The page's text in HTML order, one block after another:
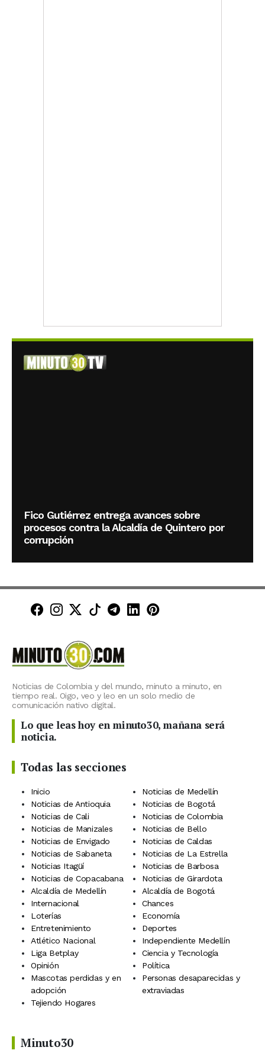
Fico Gutiérrez entrega avances sobre
procesos contra la Alcaldía de Quintero por
corrupción
Minuto30 en Facebook
Minuto30 en Instagram
Minuto30 en X (Twitter)
Minuto30 en TikTok
Canal de Minuto30 en
Minuto30 en LinkedIn
Minuto30 en
Noticias de Colombia y del mundo, minuto a minuto, en
tiempo real. Oigo, veo y leo en un solo medio de
comunicación nativo digital.
Lo que leas hoy en minuto30, mañana será
noticia.
Todas las secciones
Inicio
Noticias de Medellín
Noticias de Antioquia
Noticias de Bogotá
Noticias de Cali
Noticias de Colombia
Noticias de Manizales
Noticias de Bello
Noticias de Envigado
Noticias de Caldas
Noticias de Sabaneta
Noticias de La Estrella
Noticias Itagüí
Noticias de Barbosa
Noticias de Copacabana
Noticias de Girardota
Alcaldía de Medellín
Alcaldía de Bogotá
Internacional
Chances
Loterías
Economía
Entretenimiento
Deportes
Atlético Nacional
Independiente Medellín
Liga Betplay
Ciencia y Tecnología
Opinión
Política
Mascotas perdidas y en
adopción
Personas desaparecidas y
extraviadas
Tejiendo Hogares
Minuto30